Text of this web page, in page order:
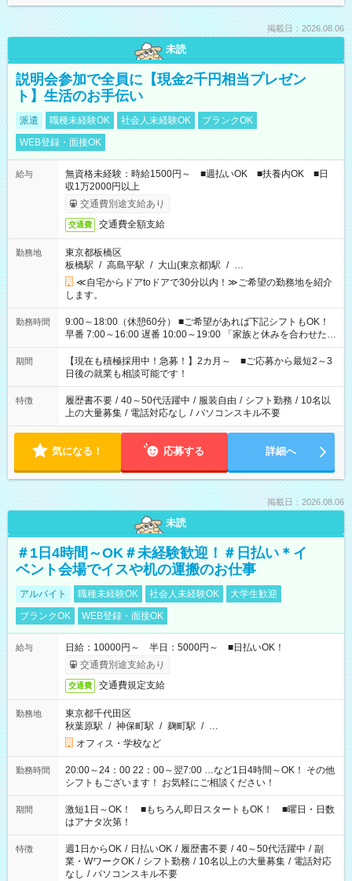
掲載日：2026.08.06
未読
説明会参加で全員に【現金2千円相当プレゼン
ト】生活のお手伝い
派遣 職種未経験OK 社会人未経験OK
ブランクOK
WEB登録・面接OK
給与
無資格未経験：時給1500円～ ■週払いOK ■扶養内OK ■日
収1万2000円以上
交通費別途支給あり
交通費 交通費全額支給
勤務地
東京都板橋区
板橋駅 / 高島平駅 / 大山(東京都)駅 / …
≪自宅からドアtoドアで30分以内！≫ご希望の勤務地を紹介
します。
勤務時間
9:00～18:00（休憩60分） ■ご希望があれば下記シフトもOK！
早番 7:00～16:00 遅番 10:00～19:00 「家族と休みを合わせた
い」 「余裕を持って夕飯の準備がしたい」 「できれば残業はし
たくない」 など、ご希望を教えてくださいね。 ※Wワーク希望
の方へ 今ご覧のお仕事で希望する勤務時間と、もう1つのお仕事
の勤務時間。 合計で週40時間を超える場合は応募できません。
期間
【現在も積極採用中！急募！】2カ月～ ■ご応募から最短2～3
日後の就業も相談可能です！
特徴 履歴書不要 / 40～50代活躍中 / 服装自由 / シフト勤務 / 10名以
上の大量募集 / 電話対応なし / パソコンスキル不要
気になる！ 応募する 詳細へ
掲載日：2026.08.06
未読
＃1日4時間～OK＃未経験歓迎！＃日払い＊イ
ベント会場でイスや机の運搬のお仕事
アルバイト 職種未経験OK 社会人未経験OK
大学生歓迎
ブランクOK
WEB登録・面接OK
給与
日給：10000円～ 半日：5000円～ ■日払いOK！
交通費別途支給あり
交通費 交通費規定支給
勤務地
東京都千代田区
秋葉原駅 / 神保町駅 / 麹町駅 / …
オフィス・学校など
勤務時間
20:00～24：00 22：00～翌7:00 …など1日4時間～OK！ その他
シフトもございます！ お気軽にご相談ください！
期間
激短1日～OK！ ■もちろん即日スタートもOK！ ■曜日・日数
はアナタ次第！
特徴 週1日からOK / 日払いOK / 履歴書不要 / 40～50代活躍中 / 副
業・WワークOK / シフト勤務 / 10名以上の大量募集 / 電話対応
なし / パソコンスキル不要